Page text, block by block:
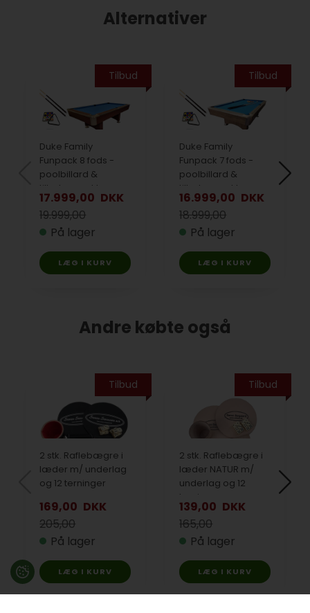
Alternativer
Tilbud
Duke Family
Funpack 8 fods -
poolbillard &
tilbehørspakke -
grå
17.999,00 DKK
19.999,00
På lager
Tilbud
Duke Family
Funpack 7 fods -
poolbillard &
tilbehørspakke -
Grey
16.999,00 DKK
18.999,00
På lager
Andre købte også
Tilbud
2 stk. Raflebægre i
læder m/ underlag
og 12 terninger
169,00 DKK
205,00
På lager
Tilbud
2 stk. Raflebægre i
læder NATUR m/
underlag og 12
terninger
139,00 DKK
165,00
På lager